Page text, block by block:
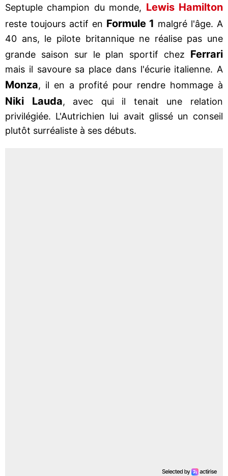
Septuple champion du monde, Lewis Hamilton
reste toujours actif en Formule 1 malgré l'âge. A
40 ans, le pilote britannique ne réalise pas une
grande saison sur le plan sportif chez Ferrari
mais il savoure sa place dans l'écurie italienne. A
Monza, il en a profité pour rendre hommage à
Niki Lauda, avec qui il tenait une relation
privilégiée. L'Autrichien lui avait glissé un conseil
plutôt surréaliste à ses débuts.